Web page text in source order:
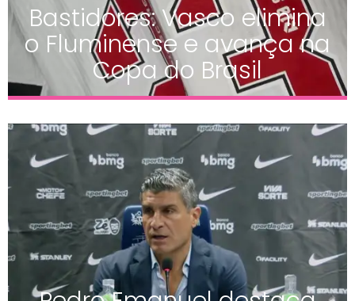
Bastidores: Vasco elimina
o Fluminense e avança na
Copa do Brasil